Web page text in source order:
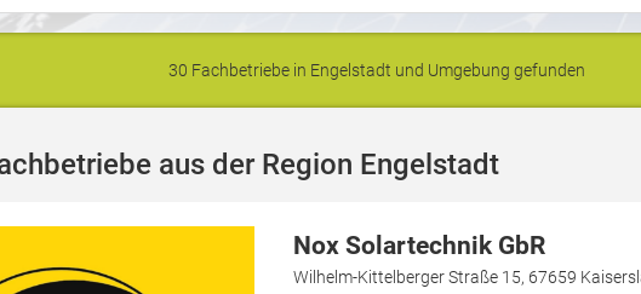
30 Fachbetriebe in Engelstadt und Umgebung gefunden
aus der Region Engelstadt
Nox Solartechnik GbR
Wilhelm-Kittelberger Straße 15, 67659